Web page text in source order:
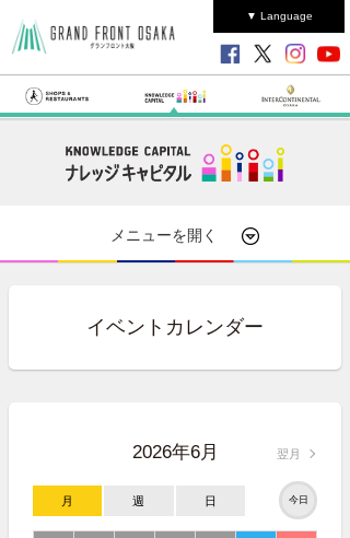
▼ Language
メニューを開く
イベントカレンダー
2026年6月 翌月
月 週 日 今日